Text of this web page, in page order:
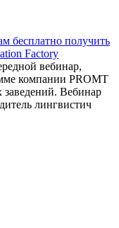
бесплатно получить
Factory
вебинар,
компании PROMT
заведений. Вебинар
лингвистич